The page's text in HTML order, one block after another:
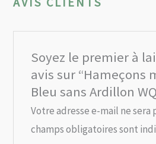
Soyez le premier à
avis sur “Hameçons
Bleu sans Ardillon
Votre adresse e-mail ne sera
champs obligatoires sont